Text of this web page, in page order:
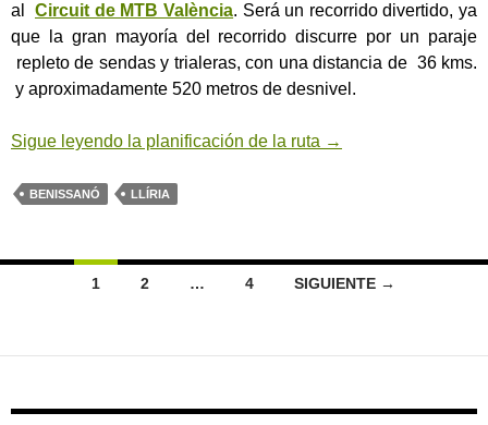
al
Circuit de MTB València. Será un recorrido divertido, ya
que la gran mayoría del recorrido discurre por un paraje
repleto de sendas y trialeras, con una distancia de 36 kms.
y aproximadamente 520 metros de desnivel.
Sigue leyendo la planificación de la ruta →
BENISSANÓ LLÍRIA
las
1 2 … 4 SIGUIENTE →